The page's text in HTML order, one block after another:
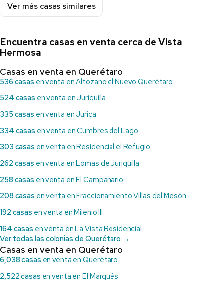
Ver más casas similares
Encuentra casas en venta cerca de Vista
Hermosa
Casas en venta en Querétaro
536 casas en venta en Altozano el Nuevo Querétaro
524 casas en venta en Juriquilla
335 casas en venta en Jurica
334 casas en venta en Cumbres del Lago
303 casas en venta en Residencial el Refugio
262 casas en venta en Lomas de Juriquilla
258 casas en venta en El Campanario
208 casas en venta en Fraccionamiento Villas del Mesón
192 casas en venta en Milenio III
164 casas en venta en La Vista Residencial
Ver todas las colonias de Querétaro →
Casas en venta en Querétaro
6,038 casas en venta en Querétaro
2,522 casas en venta en El Marqués